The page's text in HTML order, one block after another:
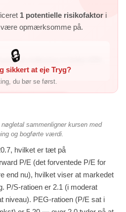
1 potentielle risikofaktor i
opmærksomme på.
indtjening er faldet 43%
🔒
sikkert at eje Tryg?
du bør se først.
sammenligner kursen med
og bogførte værdi.
hvilket er tæt på
P/E (det forventede P/E for
end nu), hvilket viser at markedet
P/S-ratioen er 2.1 (i moderat
niveau). PEG-ratioen (P/E sat i